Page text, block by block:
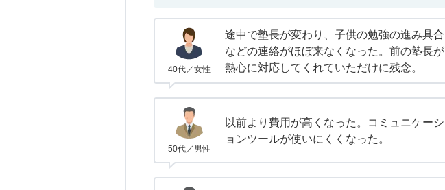
40代／女性
途中で塾長が変わり、子供の勉強の進み具合
などの連絡がほぼ来なくなった。前の塾長が
熱心に対応してくれていただけに残念。
50代／男性
以前より費用が高くなった。コミュニケーシ
ョンツールが使いにくくなった。